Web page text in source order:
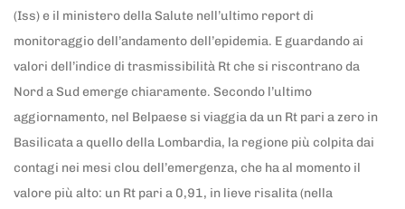
(Iss) e il ministero della Salute nell’ultimo report di
monitoraggio dell’andamento dell’epidemia. E guardando ai
valori dell’indice di trasmissibilità Rt che si riscontrano da
Nord a Sud emerge chiaramente. Secondo l’ultimo
aggiornamento, nel Belpaese si viaggia da un Rt pari a zero in
Basilicata a quello della Lombardia, la regione più colpita dai
contagi nei mesi clou dell’emergenza, che ha al momento il
valore più alto: un Rt pari a 0,91, in lieve risalita (nella